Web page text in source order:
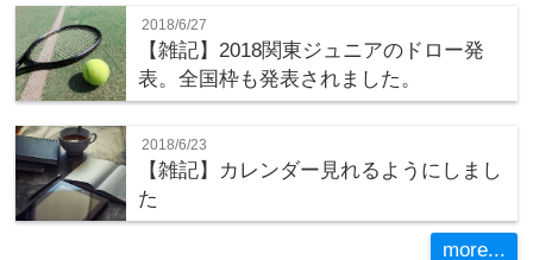
2018/6/27
【雑記】2018関東ジュニアのドロー発
表。全国枠も発表されました。
2018/6/23
【雑記】カレンダー見れるようにしまし
た
more...